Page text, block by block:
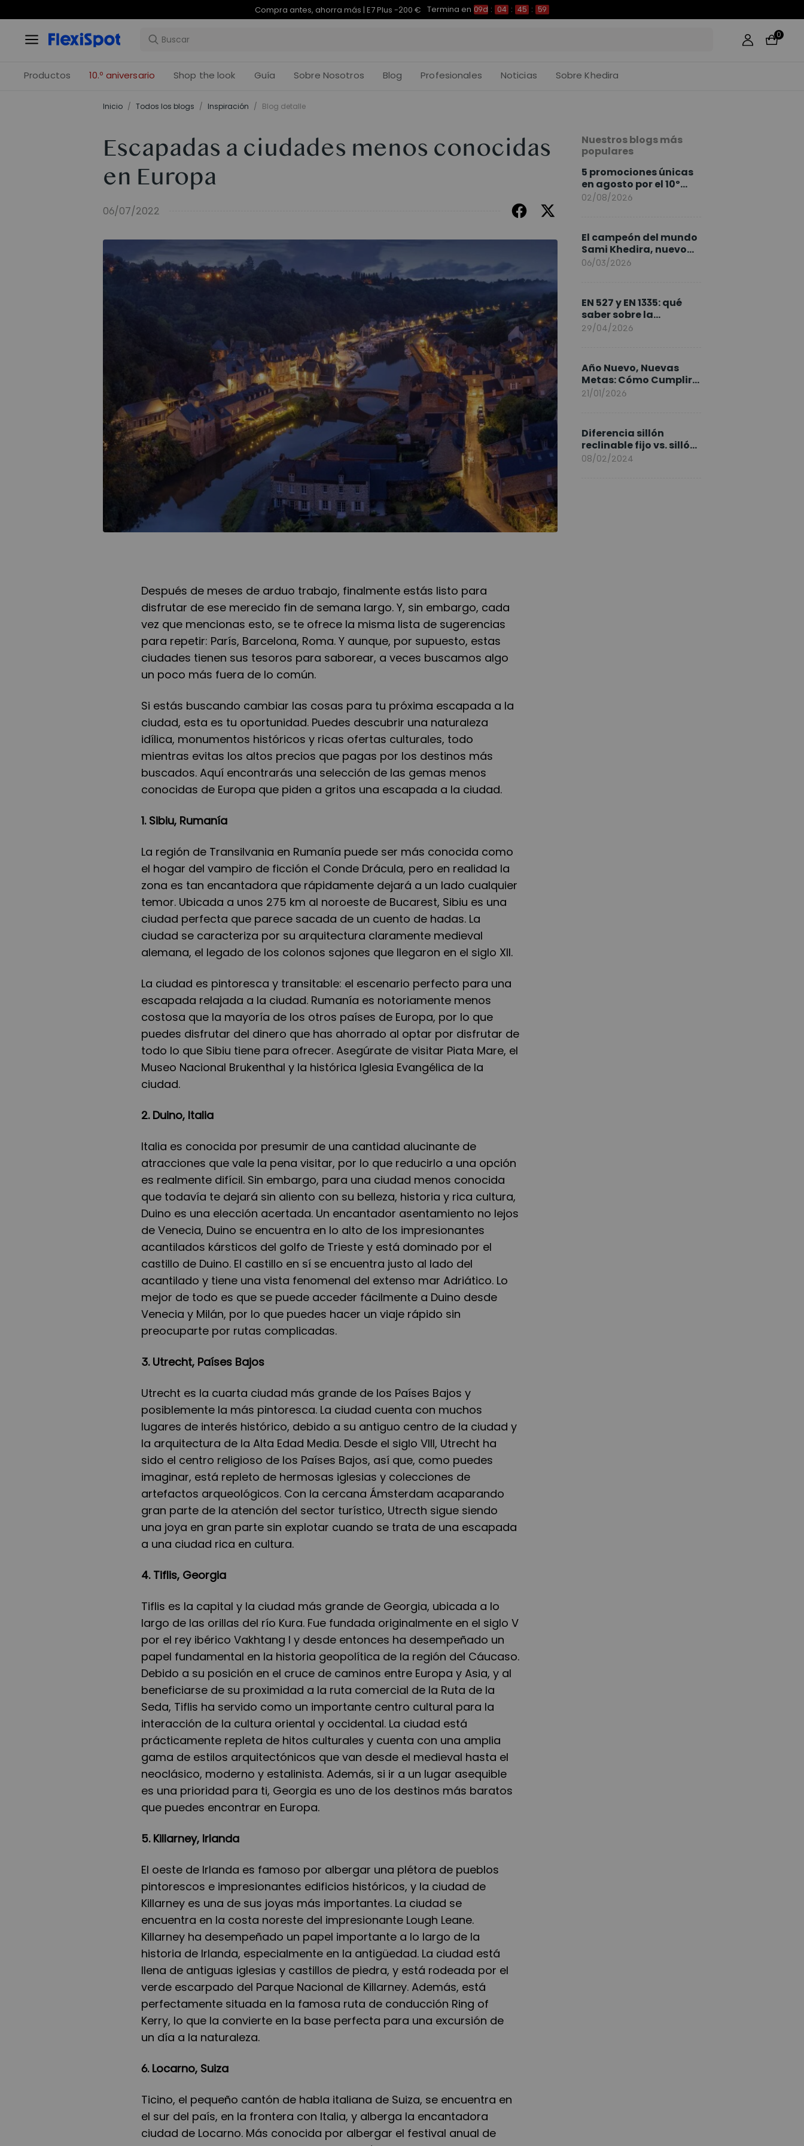
Compra antes, ahorra más | E7 Plus -200 € Termina en 09d : 04 : 45 : 58
0
Productos 10.º aniversario Shop the look Guía Sobre Nosotros Blog Profesionales Noticias Sobre Khedira
Inicio / Todos los blogs / Inspiración / Blog detalle
Escapadas a ciudades menos conocidas
en Europa
06/07/2022
Después de meses de arduo trabajo, finalmente estás listo para
disfrutar de ese merecido fin de semana largo. Y, sin embargo, cada
vez que mencionas esto, se te ofrece la misma lista de sugerencias
para repetir: París, Barcelona, Roma. Y aunque, por supuesto, estas
ciudades tienen sus tesoros para saborear, a veces buscamos algo
un poco más fuera de lo común.
Si estás buscando cambiar las cosas para tu próxima escapada a la
ciudad, esta es tu oportunidad. Puedes descubrir una naturaleza
idílica, monumentos históricos y ricas ofertas culturales, todo
mientras evitas los altos precios que pagas por los destinos más
buscados. Aquí encontrarás una selección de las gemas menos
conocidas de Europa que piden a gritos una escapada a la ciudad.
1. Sibiu, Rumanía
La región de Transilvania en Rumanía puede ser más conocida como
el hogar del vampiro de ficción el Conde Drácula, pero en realidad la
zona es tan encantadora que rápidamente dejará a un lado cualquier
temor. Ubicada a unos 275 km al noroeste de Bucarest, Sibiu es una
ciudad perfecta que parece sacada de un cuento de hadas. La
ciudad se caracteriza por su arquitectura claramente medieval
alemana, el legado de los colonos sajones que llegaron en el siglo XII.
La ciudad es pintoresca y transitable: el escenario perfecto para una
escapada relajada a la ciudad. Rumanía es notoriamente menos
costosa que la mayoría de los otros países de Europa, por lo que
puedes disfrutar del dinero que has ahorrado al optar por disfrutar de
todo lo que Sibiu tiene para ofrecer. Asegúrate de visitar Piata Mare, el
Museo Nacional Brukenthal y la histórica Iglesia Evangélica de la
ciudad.
2. Duino, Italia
Italia es conocida por presumir de una cantidad alucinante de
atracciones que vale la pena visitar, por lo que reducirlo a una opción
es realmente difícil. Sin embargo, para una ciudad menos conocida
que todavía te dejará sin aliento con su belleza, historia y rica cultura,
Duino es una elección acertada. Un encantador asentamiento no lejos
de Venecia, Duino se encuentra en lo alto de los impresionantes
acantilados kársticos del golfo de Trieste y está dominado por el
castillo de Duino. El castillo en sí se encuentra justo al lado del
acantilado y tiene una vista fenomenal del extenso mar Adriático. Lo
mejor de todo es que se puede acceder fácilmente a Duino desde
Venecia y Milán, por lo que puedes hacer un viaje rápido sin
preocuparte por rutas complicadas.
3. Utrecht, Países Bajos
Utrecht es la cuarta ciudad más grande de los Países Bajos y
posiblemente la más pintoresca. La ciudad cuenta con muchos
lugares de interés histórico, debido a su antiguo centro de la ciudad y
la arquitectura de la Alta Edad Media. Desde el siglo VIII, Utrecht ha
sido el centro religioso de los Países Bajos, así que, como puedes
imaginar, está repleto de hermosas iglesias y colecciones de
artefactos arqueológicos. Con la cercana Ámsterdam acaparando
gran parte de la atención del sector turístico, Utrecth sigue siendo
una joya en gran parte sin explotar cuando se trata de una escapada
a una ciudad rica en cultura.
4. Tiflis, Georgia
Tiflis es la capital y la ciudad más grande de Georgia, ubicada a lo
largo de las orillas del río Kura. Fue fundada originalmente en el siglo V
por el rey ibérico Vakhtang I y desde entonces ha desempeñado un
papel fundamental en la historia geopolítica de la región del Cáucaso.
Debido a su posición en el cruce de caminos entre Europa y Asia, y al
beneficiarse de su proximidad a la ruta comercial de la Ruta de la
Seda, Tiflis ha servido como un importante centro cultural para la
interacción de la cultura oriental y occidental. La ciudad está
prácticamente repleta de hitos culturales y cuenta con una amplia
gama de estilos arquitectónicos que van desde el medieval hasta el
neoclásico, moderno y estalinista. Además, si ir a un lugar asequible
es una prioridad para ti, Georgia es uno de los destinos más baratos
que puedes encontrar en Europa.
5. Killarney, Irlanda
El oeste de Irlanda es famoso por albergar una plétora de pueblos
pintorescos e impresionantes edificios históricos, y la ciudad de
Killarney es una de sus joyas más importantes. La ciudad se
encuentra en la costa noreste del impresionante Lough Leane.
Killarney ha desempeñado un papel importante a lo largo de la
historia de Irlanda, especialmente en la antigüedad. La ciudad está
llena de antiguas iglesias y castillos de piedra, y está rodeada por el
verde escarpado del Parque Nacional de Killarney. Además, está
perfectamente situada en la famosa ruta de conducción Ring of
Kerry, lo que la convierte en la base perfecta para una excursión de
un día a la naturaleza.
6. Locarno, Suiza
Ticino, el pequeño cantón de habla italiana de Suiza, se encuentra en
el sur del país, en la frontera con Italia, y alberga la encantadora
ciudad de Locarno. Más conocida por albergar el festival anual de
Nuestros blogs más
populares
5 promociones únicas
en agosto por el 10º
Aniversario de
02/08/2026
El campeón del mundo
Sami Khedira, nuevo
embajador de
06/03/2026
EN 527 y EN 1335: qué
saber sobre la
normativa de los
29/04/2026
Año Nuevo, Nuevas
Metas: Cómo Cumplir
tus Objetivos Fitness
21/01/2026
Diferencia sillón
reclinable fijo vs. sillón
elevable
08/02/2024